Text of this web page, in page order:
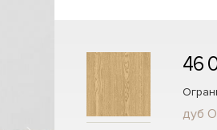
46
дуб